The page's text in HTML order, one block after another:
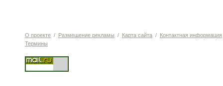
О проекте / Размещение рекламы / Карта сайта / Контактная информация
Термины